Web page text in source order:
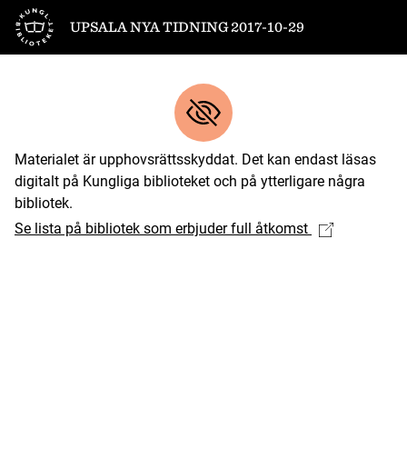
Till startsidan
UPSALA NYA TIDNING 2017-10-29
Materialet är upphovsrättsskyddat. Det kan endast läsas
digitalt på Kungliga biblioteket och på ytterligare några
bibliotek.
Se lista på bibliotek som erbjuder full åtkomst